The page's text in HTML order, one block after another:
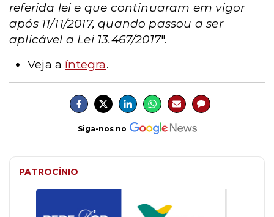
referida lei e que continuaram em vigor
após 11/11/2017, quando passou a ser
aplicável a Lei 13.467/2017".
Veja a íntegra.
Siga-nos no
PATROCÍNIO